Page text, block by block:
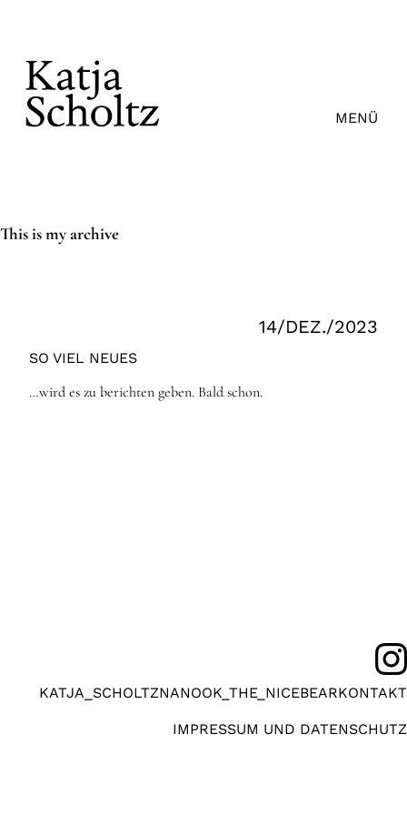
MENÜ
This is my archive
14/DEZ./2023
SO VIEL NEUES
…wird es zu berichten geben. Bald schon.
KATJA_SCHOLTZNANOOK_THE_NICEBEARKONTAKT
IMPRESSUM UND DATENSCHUTZ